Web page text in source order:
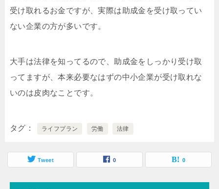
受け取れるお金ですが、実際は助成金を受け取ってい
ない企業の方が多いです。
大手は法律を知ってるので、助成金をしっかり受け取
ってますが、本来必要なはずの中小企業が受け取れな
いのは皮肉なことです。
タグ ライフプラン 労働 法律
Tweet 0 0